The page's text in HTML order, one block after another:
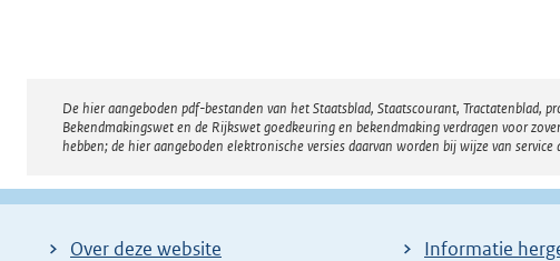
Disclaimer
De hier aangeboden pdf-bestanden van het Staatsblad, Staatscourant, Tractatenblad,
Bekendmakingswet en de Rijkswet goedkeuring en bekendmaking verdragen voor
hebben; de hier aangeboden elektronische versies daarvan worden bij wijze van service
Over deze website Informatie